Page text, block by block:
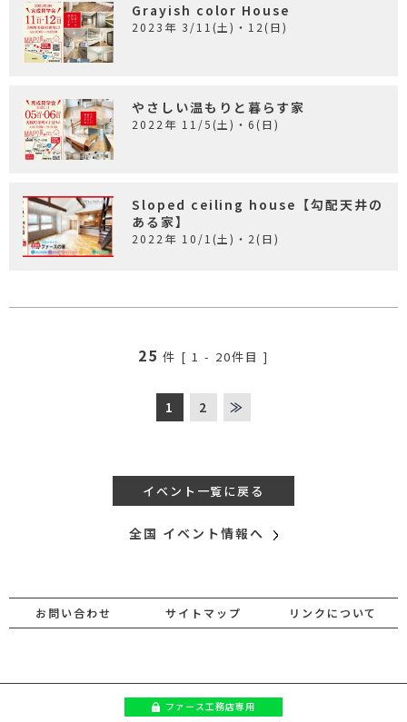
Grayish color House
2023年 3/11(土)・12(日)
やさしい温もりと暮らす家
2022年 11/5(土)・6(日)
Sloped ceiling house【勾配天井の
ある家】
2022年 10/1(土)・2(日)
25 件 [1 - 20件目 ]
1 2 ≫
イベント一覧に戻る
全国 イベント情報へ
お問い合わせ サイトマップ リンクについて
ファース工務店専用